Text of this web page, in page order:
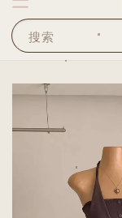
搜索